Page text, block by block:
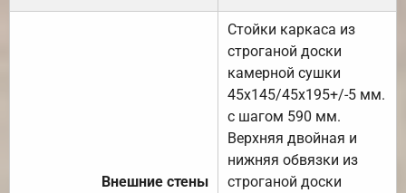
Внешние стены
Стойки каркаса из
строганой доски
камерной сушки
45х145/45х195+/-5 мм.
с шагом 590 мм.
Верхняя двойная и
нижняя обвязки из
строганой доски